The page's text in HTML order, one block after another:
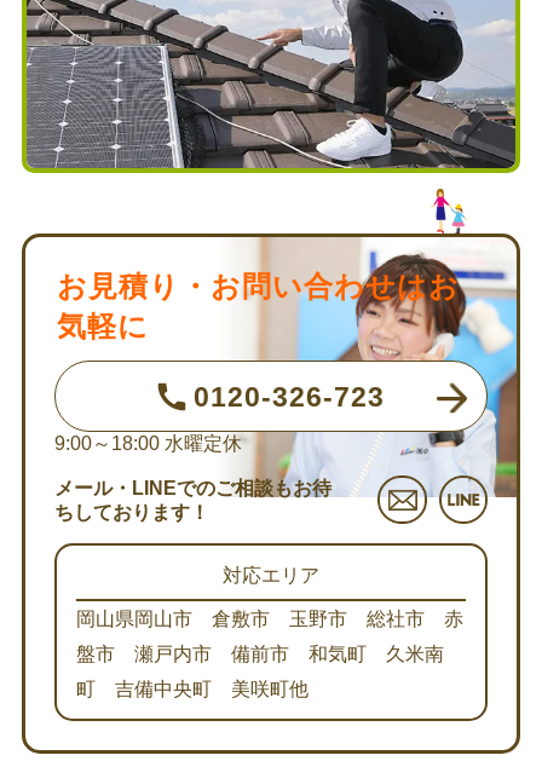
お見積り・お問い合わせはお
気軽に
0120-326-723
9:00～18:00 水曜定休
メール・LINEでのご相談もお待
ちしております！
対応エリア
岡山県岡山市 倉敷市 玉野市 総社市 赤
盤市 瀬戸内市 備前市 和気町 久米南
町 吉備中央町 美咲町他